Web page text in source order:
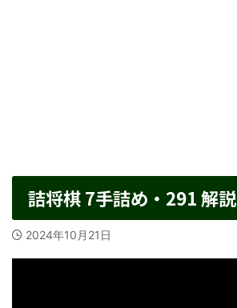
詰将棋 7手詰め・291 解説
2024年10月21日